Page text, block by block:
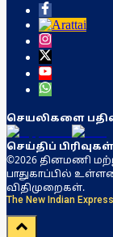
செயலிகளை
செய்திப் பிரிவுகள்
©2026 தினமணி
பாதுகாப்பில்
விதிமுறைகள்.
The New Indian